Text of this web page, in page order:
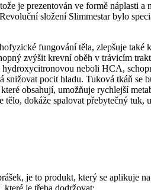
je prezentován ve formě náplasti
složení Slimmestarbylo
fungování těla, zlepšuje také
zvýšit krevní oběh v trávicím
neboli HCA,
snižovat pocit hladu. Tuková tkáň
obsahují, umožňuje rychlejší
dokáže spalovat přebytečný tuk,
je to produkt, který se aplikuje
je třeba dodržovat: